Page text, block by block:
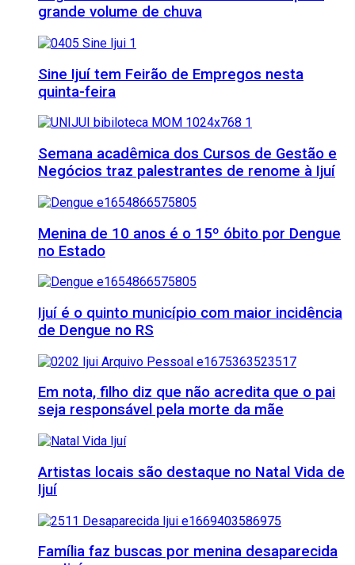
grande volume de chuva
Sine Ijuí tem Feirão de Empregos nesta
quinta-feira
Semana acadêmica dos Cursos de Gestão e
Negócios traz palestrantes de renome à Ijuí
Menina de 10 anos é o 15º óbito por Dengue
no Estado
Ijuí é o quinto município com maior incidência
de Dengue no RS
Em nota, filho diz que não acredita que o pai
seja responsável pela morte da mãe
Artistas locais são destaque no Natal Vida de
Ijuí
Família faz buscas por menina desaparecida